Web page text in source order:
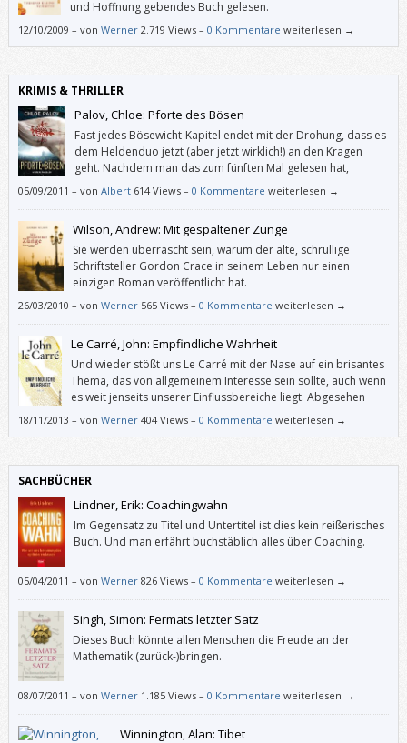
und Hoffnung gebendes Buch gelesen.
12/10/2009 – von Werner 2.719 Views – 0 Kommentare weiterlesen →
KRIMIS & THRILLER
Palov, Chloe: Pforte des Bösen
Fast jedes Bösewicht-Kapitel endet mit der Drohung, dass es
dem Heldenduo jetzt (aber jetzt wirklich!) an den Kragen
geht. Nachdem man das zum fünften Mal gelesen hat,
langweilt es, nach dem zehnten Mal nervt es, danach habe ich
05/09/2011 – von Albert 614 Views – 0 Kommentare weiterlesen →
Wilson, Andrew: Mit gespaltener Zunge
Sie werden überrascht sein, warum der alte, schrullige
Schriftsteller Gordon Crace in seinem Leben nur einen
einzigen Roman veröffentlicht hat.
26/03/2010 – von Werner 565 Views – 0 Kommentare weiterlesen →
Le Carré, John: Empfindliche Wahrheit
Und wieder stößt uns Le Carré mit der Nase auf ein brisantes
Thema, das von allgemeinem Interesse sein sollte, auch wenn
es weit jenseits unserer Einflussbereiche liegt. Abgesehen
vom Inhalt ist das eine Freude zu lesen.
18/11/2013 – von Werner 404 Views – 0 Kommentare weiterlesen →
SACHBÜCHER
Lindner, Erik: Coachingwahn
Im Gegensatz zu Titel und Untertitel ist dies kein reißerisches
Buch. Und man erfährt buchstäblich alles über Coaching.
05/04/2011 – von Werner 826 Views – 0 Kommentare weiterlesen →
Singh, Simon: Fermats letzter Satz
Dieses Buch könnte allen Menschen die Freude an der
Mathematik (zurück-)bringen.
08/07/2011 – von Werner 1.185 Views – 0 Kommentare weiterlesen →
Winnington, Alan: Tibet